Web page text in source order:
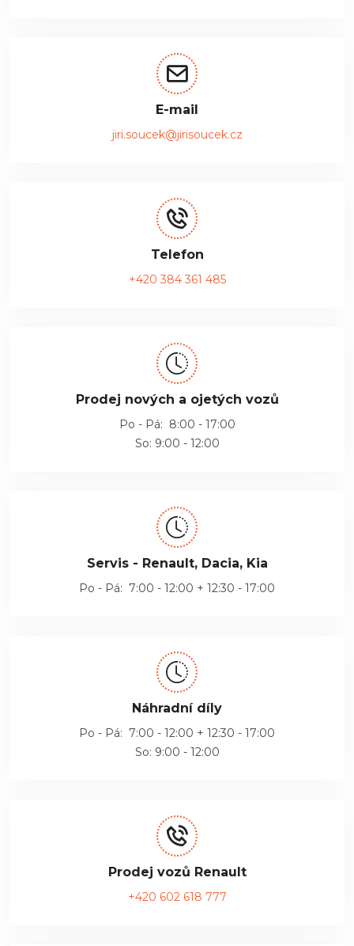
E-mail
jiri.soucek@jirisoucek.cz
Telefon
+420 384 361 485
Prodej nových a ojetých vozů
Po - Pá: 8:00 - 17:00
So: 9:00 - 12:00
Servis - Renault, Dacia, Kia
Po - Pá: 7:00 - 12:00 + 12:30 - 17:00
Náhradní díly
Po - Pá: 7:00 - 12:00 + 12:30 - 17:00
So: 9:00 - 12:00
Prodej vozů Renault
+420 602 618 777